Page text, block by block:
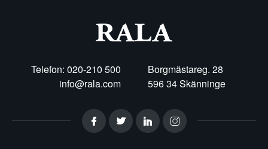
Telefon: 020-210 500
info@rala.com
Borgmästareg. 28
596 34 Skänninge